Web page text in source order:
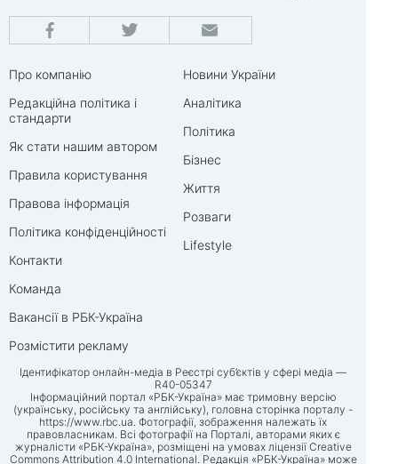
Про компанію
Редакційна політика і
стандарти
Як стати нашим автором
Правила користування
Правова інформація
Політика конфіденційності
Контакти
Команда
Вакансії в РБК-Україна
Розмістити рекламу
Новини України
Аналітика
Політика
Бізнес
Життя
Розваги
Lifestyle
Ідентифікатор онлайн-медіа в Реєстрі суб’єктів у сфері медіа —
R40-05347
Інформаційний портал «РБК-Україна» має тримовну версію
(українську, російську та англійську), головна сторінка порталу -
https://www.rbc.ua. Фотографії, зображення належать їх
правовласникам. Всі фотографії на Порталі, авторами яких є
журналісти «РБК-Україна», розміщені на умовах ліцензії Creative
Commons Attribution 4.0 International. Редакція «РБК-Україна» може